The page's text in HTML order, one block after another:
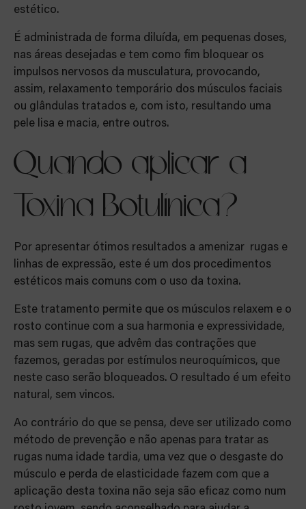
estético.
É administrada de forma diluída, em pequenas doses,
nas áreas desejadas e tem como fim bloquear os
impulsos nervosos da musculatura, provocando,
assim, relaxamento temporário dos músculos faciais
ou glândulas tratados e, com isto, resultando uma
pele lisa e macia, entre outros.
Quando aplicar a
Toxina Botulínica?
Por apresentar ótimos resultados a amenizar rugas e
linhas de expressão, este é um dos procedimentos
estéticos mais comuns com o uso da toxina.
Este tratamento permite que os músculos relaxem e o
rosto continue com a sua harmonia e expressividade,
mas sem rugas, que advêm das contrações que
fazemos, geradas por estímulos neuroquímicos, que
neste caso serão bloqueados. O resultado é um efeito
natural, sem vincos.
Ao contrário do que se pensa, deve ser utilizado como
método de prevenção e não apenas para tratar as
rugas numa idade tardia, uma vez que o desgaste do
músculo e perda de elasticidade fazem com que a
aplicação desta toxina não seja são eficaz como num